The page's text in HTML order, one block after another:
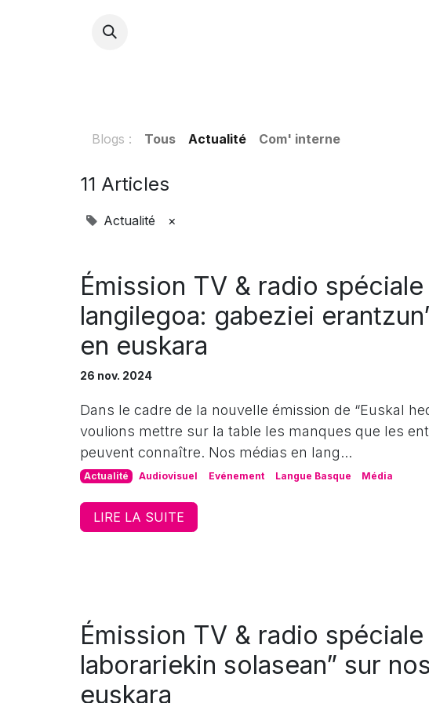
Blogs : Tous Actualité Com' interne
11 Articles
Actualité ×
Émission TV & radio spéciale
langilegoa: gabeziei
en euskara
26 nov. 2024
Dans le cadre de la nouvelle émission de “Euskal
voulions mettre sur la table les manques que les
peuvent connaître. Nos médias en lang...
Actualité Audiovisuel Evénement Langue Basque Média
LIRE LA SUITE
Émission TV & radio spéciale
laborariekin solasean” sur
euskara